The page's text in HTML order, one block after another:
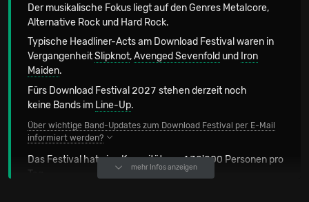
Der musikalische Fokus liegt auf den Genres Metalcore,
Alternative Rock und Hard Rock.
Typische Headliner-Acts am Download Festival waren in
VergangenheitSlipknot,Avenged Sevenfold und Iron
Maiden.
Fürs Download Festival 2027 stehen derzeit noch
keine Bands im Line-Up.
Über wichtige Band-Updates zum Download Festival per E-Mail
informiert werden?
Das Festival hat eine Kapazität von 130'000 Personen pro
Tag.
mehr Infos anzeigen